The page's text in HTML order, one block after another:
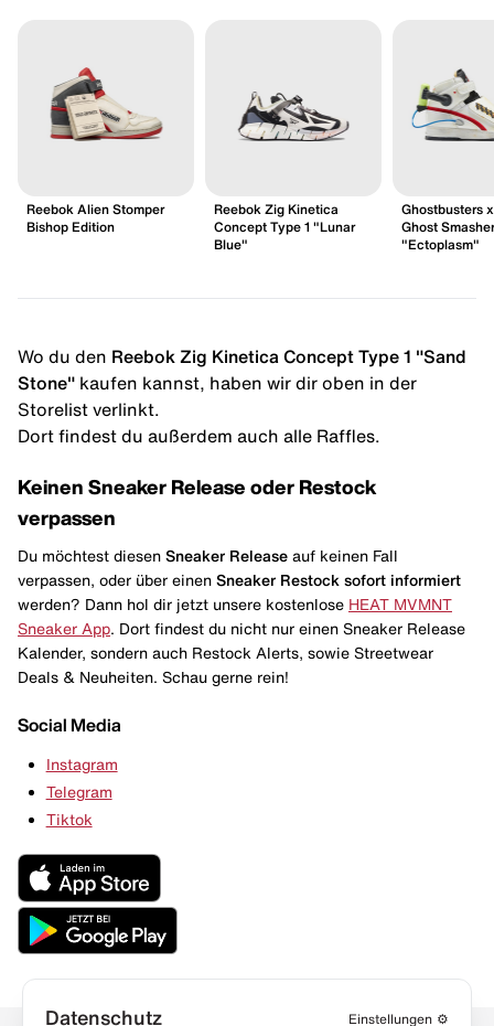
Reebok Alien Stomper
Bishop Edition
Reebok Zig Kinetica
Concept Type 1 "Lunar
Blue"
Ghostbusters
Ghost
"Ectoplasm"
Wo du den Reebok Zig Kinetica Concept Type 1 "Sand
Stone" kaufen kannst, haben wir dir oben in der
Storelist verlinkt.
Dort findest du außerdem auch alle Raffles.
Keinen Sneaker Release oder Restock
verpassen
Du möchtest diesen Sneaker Release auf keinen Fall
verpassen, oder über einen Sneaker Restock sofort informiert
werden? Dann hol dir jetzt unsere kostenlose HEAT MVMNT
Sneaker App. Dort findest du nicht nur einen Sneaker Release
Kalender, sondern auch Restock Alerts, sowie Streetwear
Deals & Neuheiten. Schau gerne rein!
Social Media
Instagram
Telegram
Tiktok
Datenschutz Einstellungen ⚙️